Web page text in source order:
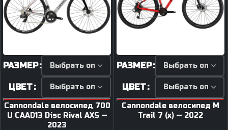
РАЗМЕР
ЦВЕТ
Cannondale велосипед 700
U CAAD13 Disc Rival AXS —
2023
РАЗМЕР
ЦВЕТ
Cannondale велосипед M
Trail 7 (x) — 2022